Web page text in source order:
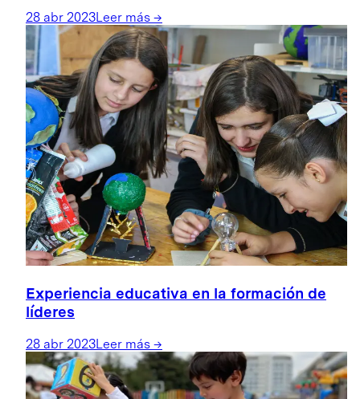
28 abr 2023Leer más →
Experiencia educativa en la formación de
líderes
28 abr 2023Leer más →